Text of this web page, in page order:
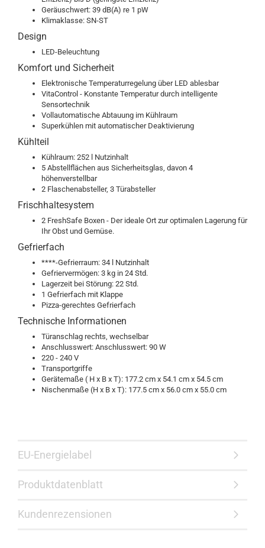
Geräuschwert: 39 dB(A) re 1 pW
Klimaklasse: SN-ST
Design
LED-Beleuchtung
Komfort und Sicherheit
Elektronische Temperaturregelung über LED ablesbar
VitaControl - Konstante Temperatur durch intelligente
Sensortechnik
Vollautomatische Abtauung im Kühlraum
Superkühlen mit automatischer Deaktivierung
Kühlteil
Kühlraum: 252 l Nutzinhalt
5 Abstellflächen aus Sicherheitsglas, davon 4
höhenverstellbar
2 Flaschenabsteller, 3 Türabsteller
Frischhaltesystem
2 FreshSafe Boxen - Der ideale Ort zur optimalen Lagerung für
Ihr Obst und Gemüse.
Gefrierfach
****-Gefrierraum: 34 l Nutzinhalt
Gefriervermögen: 3 kg in 24 Std.
Lagerzeit bei Störung: 22 Std.
1 Gefrierfach mit Klappe
Pizza-gerechtes Gefrierfach
Technische Informationen
Türanschlag rechts, wechselbar
Anschlusswert: Anschlusswert: 90 W
220 - 240 V
Transportgriffe
Gerätemaße ( H x B x T): 177.2 cm x 54.1 cm x 54.5 cm
Nischenmaße (H x B x T): 177.5 cm x 56.0 cm x 55.0 cm
EU-Energielabel
Produktdatenblatt
Kundenrezensionen